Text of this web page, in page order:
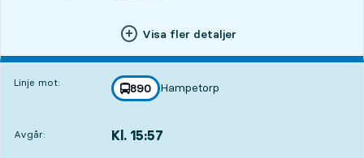
Visa fler detaljer
Linje mot: linje
890
mot
Hampetorp
,
Avgår: Kl. 15:57